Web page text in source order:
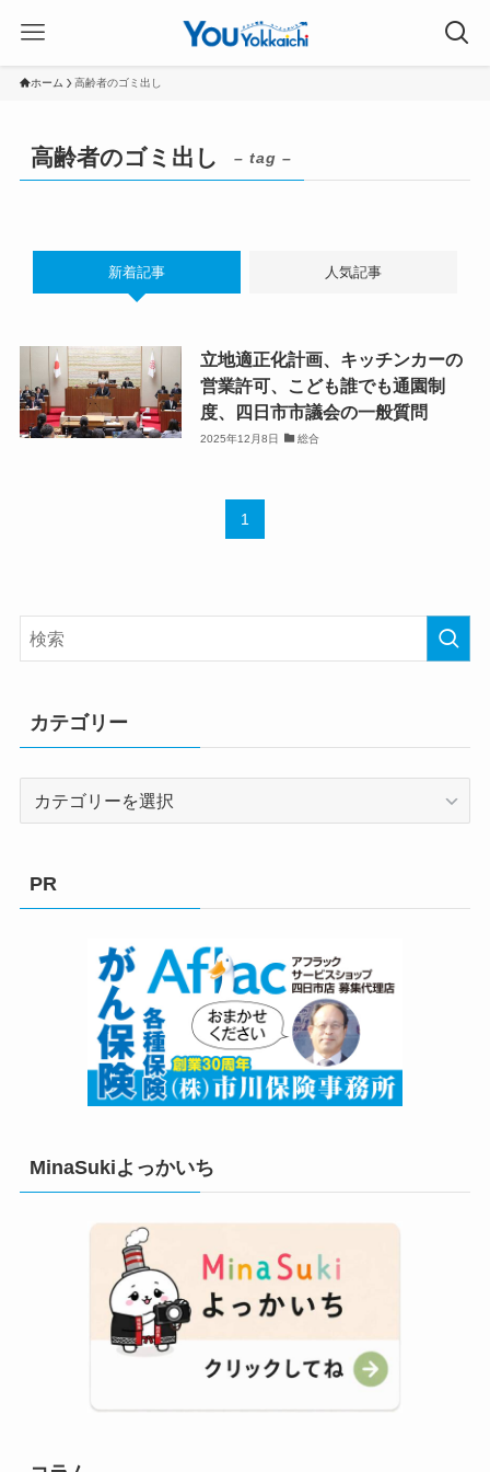
ホーム 高齢者のゴミ出し
高齢者のゴミ出し – tag –
新着記事 人気記事
立地適正化計画、キッチンカーの
営業許可、こども誰でも通園制
度、四日市市議会の一般質問
2025年12月8日 総合
1
カテゴリー
PR
MinaSukiよっかいち